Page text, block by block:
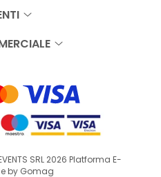
SRL 2026 Platforma E-
by Gomag